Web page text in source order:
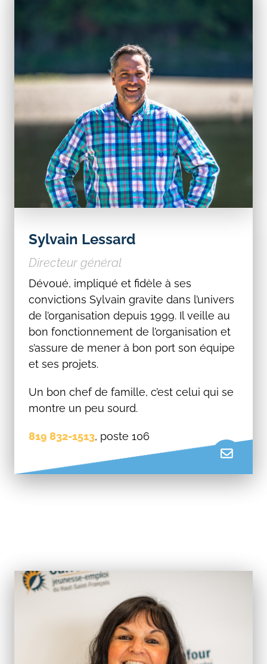
Sylvain Lessard
Directeur général
Dévoué, impliqué et fidèle à ses
convictions Sylvain gravite dans l’univers
de l’organisation depuis 1999. Il veille au
bon fonctionnement de l’organisation et
s’assure de mener à bon port son équipe
et ses projets.
Un bon chef de famille, c’est celui qui se
montre un peu sourd.
819 832-1513, poste 106